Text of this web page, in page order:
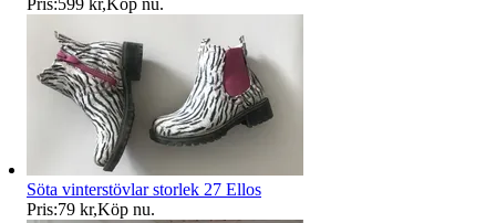
Söta vinterstövlar storlek 27 Ellos
Pris:79 kr,Köp nu.